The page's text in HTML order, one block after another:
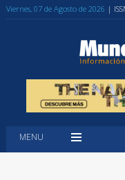
Viernes, 07 de Agosto de 2026 |
MENU